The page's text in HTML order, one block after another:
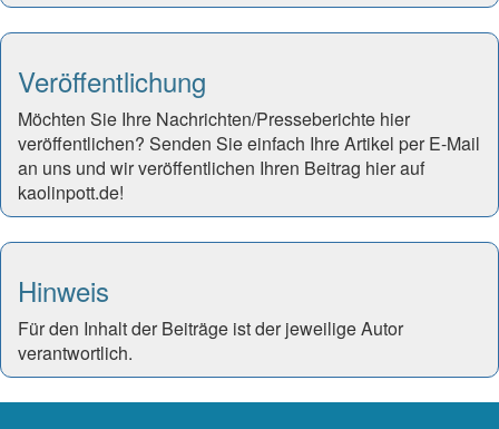
Veröffentlichung
Möchten Sie Ihre Nachrichten/Presseberichte hier
veröffentlichen? Senden Sie einfach Ihre Artikel per E-Mail
an uns und wir veröffentlichen Ihren Beitrag hier auf
kaolinpott.de!
Hinweis
Für den Inhalt der Beiträge ist der jeweilige Autor
verantwortlich.